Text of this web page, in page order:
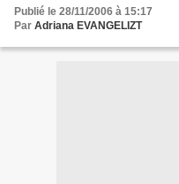
Publié le 28/11/2006 à 15:17
Par Adriana EVANGELIZT